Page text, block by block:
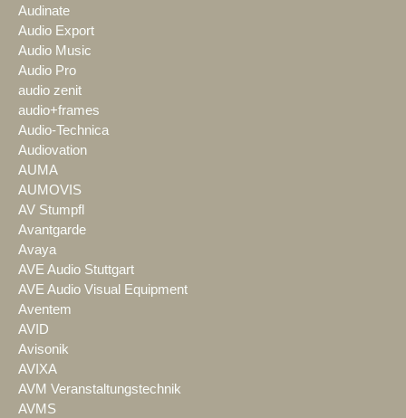
Audinate
Audio Export
Audio Music
Audio Pro
audio zenit
audio+frames
Audio-Technica
Audiovation
AUMA
AUMOVIS
AV Stumpfl
Avantgarde
Avaya
AVE Audio Stuttgart
AVE Audio Visual Equipment
Aventem
AVID
Avisonik
AVIXA
AVM Veranstaltungstechnik
AVMS